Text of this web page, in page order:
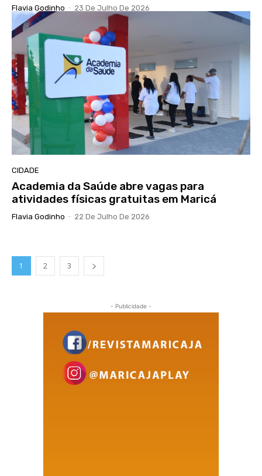
Flavia Godinho - 23 De Julho De 2026
CIDADE
Academia da Saúde abre vagas para
atividades físicas gratuitas em Maricá
Flavia Godinho - 22 De Julho De 2026
1 2 3
- Publicidade -